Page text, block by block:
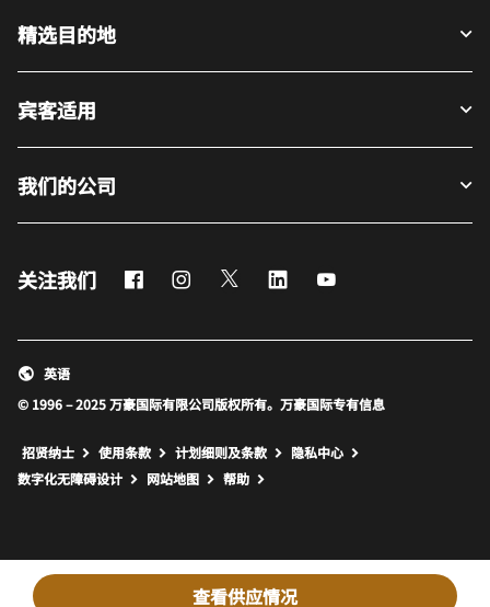
查看供应情况
精选目的地
宾客适用
我们的公司
关注我们 FacebookInstagram
Twitter LinkedIn
© 1996 – 2025 万豪国际有限公司版权所有。万豪国际专有信息
英语
招贤纳士 使用条款 计划细则及条款
隐私中心
数字化无障碍设计
网站地图 打开新窗口
帮助